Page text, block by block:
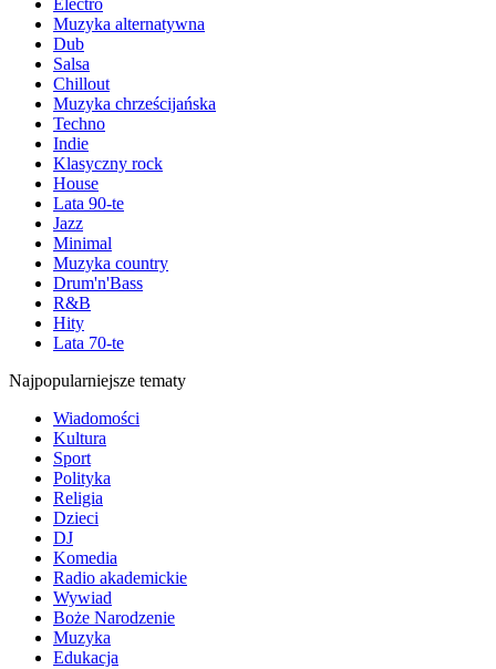
Electro
Muzyka alternatywna
Dub
Salsa
Chillout
Muzyka chrześcijańska
Techno
Indie
Klasyczny rock
House
Lata 90-te
Jazz
Minimal
Muzyka country
Drum'n'Bass
R&B
Hity
Lata 70-te
Najpopularniejsze tematy
Wiadomości
Kultura
Sport
Polityka
Religia
Dzieci
DJ
Komedia
Radio akademickie
Wywiad
Boże Narodzenie
Muzyka
Edukacja